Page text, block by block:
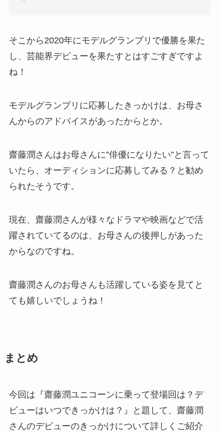
そこから2020年にモデルグランプリで優勝を果た
し、芸能界デビューを果たすとはすごすぎですよ
ね！
モデルグランプリに応募したきっかけは、お母さ
んからのアドバイスがあったからとか。
齋藤潤さんはお母さんに”俳優になりたい”と言って
いたら、オーディションに応募してみる？と勧め
られたそうです。
現在、齋藤潤さんが様々なドラマや映画などで活
躍されていてるのは、お母さんの後押しがあった
からなのですね。
齋藤潤さんのお母さんも活躍している姿を見てと
ても嬉しいでしょうね！
まとめ
今回は『齋藤潤ユニコーンに乗って登場回は？デ
ビューはいつできっかけは？』と題して、齋藤潤
さんのデビューのきっかけについて詳しくご紹介